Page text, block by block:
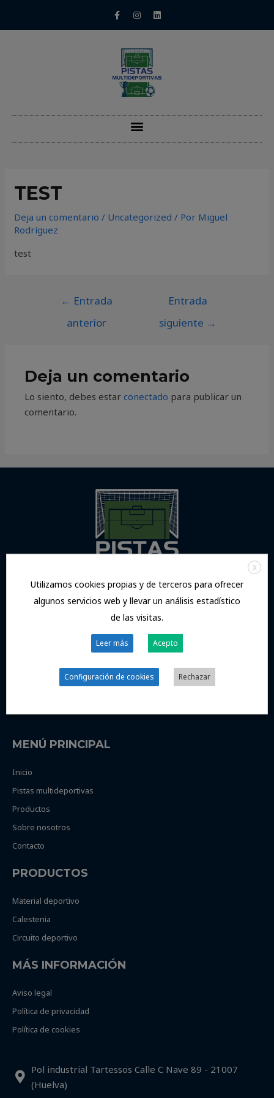
TEST
Deja un comentario / Uncategorized / Por Miguel
Rodríguez
test
← Entrada
anterior
Entrada
siguiente →
Deja un comentario
Lo siento, debes estarconectado para publicar un
comentario.
Pistasmultideportivas, es una empresa netamente
andaluza que se crea con un objetivo muy claro y definido,
prestar el mejor servicio posible a nuestros clientes y así
poder obtener de ellos la máxima satisfacción posible.
MENÚ PRINCIPAL
Inicio
Pistas multideportivas
Productos
Sobre nosotros
Contacto
PRODUCTOS
Material deportivo
Calestenia
Circuito deportivo
MÁS INFORMACIÓN
Aviso legal
Política de privacidad
Política de cookies
Pol industrial Tartessos Calle C Nave 89 - 21007
(Huelva)
X
Utilizamos cookies propias y de terceros para ofrecer
algunos servicios web y llevar un análisis estadístico
de las visitas.
Leer más Acepto
Configuración de cookies Rechazar